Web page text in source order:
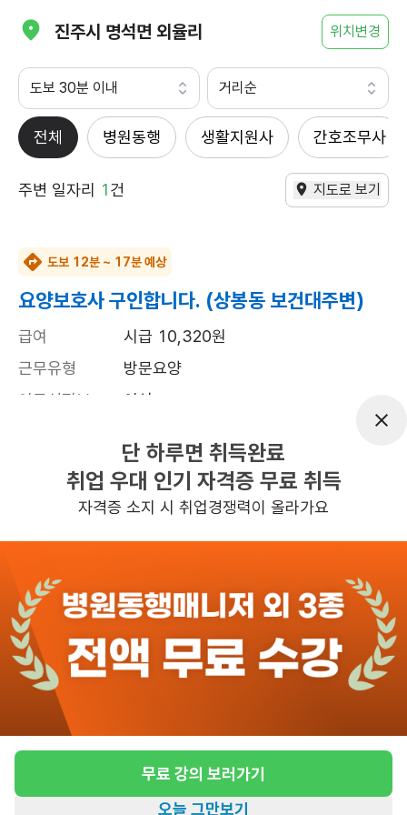
진주시 명석면 외율리 위치변경
도보 30분 이내 거리순
전체 병원동행 생활지원사 간호조무사
주변 일자리 1건 지도로 보기
도보 12분 ~ 17분 예상
요양보호사 구인합니다. (상봉동 보건대주변)
급여
시급 10,320원
근무유형
방문요양
어르신정보
여성
평일 : (근무시간) (오전) 8시 30분 ~ (오
전) 11시 30분, 주 5일 근무
관심 일자리정보 더보기
6일전등록
반경 3KM 이내의 일자리 확인하기
단 하루면 취득완료
취업 우대 인기 자격증 무료 취득
자격증 소지 시 취업경쟁력이 올라가요
무료 강의 보러가기
오늘 그만보기